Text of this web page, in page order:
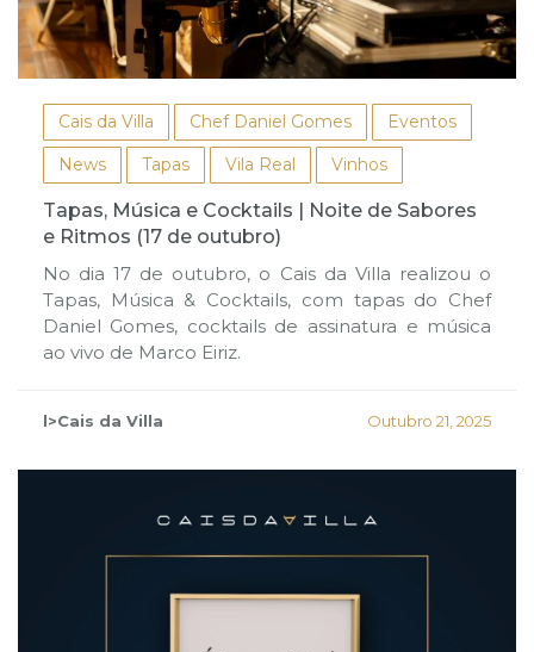
Cais da Villa Chef Daniel Gomes
Eventos
News
Tapas Vila Real Vinhos
Tapas, Música e Cocktails | Noite de Sabores
e Ritmos (17 de outubro)
No dia 17 de outubro, o Cais da Villa realizou o
Tapas, Música & Cocktails, com tapas do Chef
Daniel Gomes, cocktails de assinatura e música
ao vivo de Marco Eiriz.
l>Cais da Villa Outubro 21, 2025